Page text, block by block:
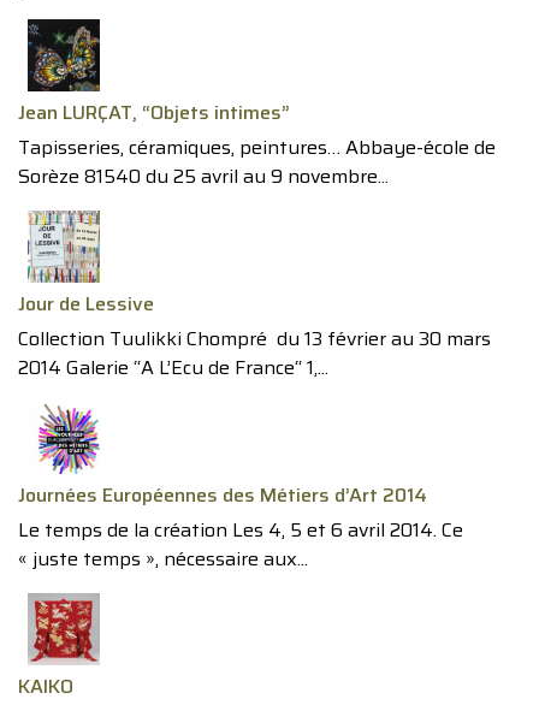
Jean LURÇAT, “Objets intimes”
Tapisseries, céramiques, peintures… Abbaye-école de
Sorèze 81540 du 25 avril au 9 novembre...
Jour de Lessive
Collection Tuulikki Chompré du 13 février au 30 mars
2014 Galerie “A L’Ecu de France“ 1,...
Journées Européennes des Métiers d’Art 2014
Le temps de la création Les 4, 5 et 6 avril 2014. Ce
« juste temps », nécessaire aux...
KAIKO